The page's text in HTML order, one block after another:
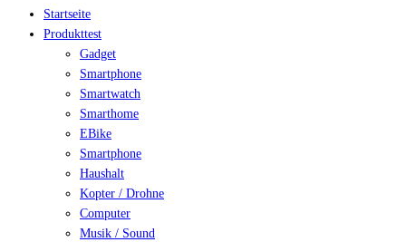
Startseite
Produkttest
Gadget
Smartphone
Smartwatch
Smarthome
EBike
Smartphone
Haushalt
Kopter / Drohne
Computer
Musik / Sound